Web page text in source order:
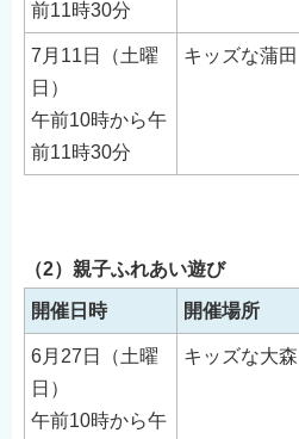
前11時30分
7月11日（土曜
日）
午前10時から午
前11時30分
キッズな蒲田
（2）親子ふれあい遊び
開催日時 開催場所
6月27日（土曜
日）
午前10時から午
キッズな大森
简体中文
繁體中文
한국어
नेपाली
Filipino